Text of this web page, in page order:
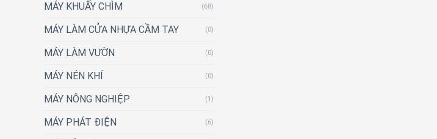
MÁY KHUẤY CHÌM (68)
MÁY LÀM CỬA NHỰA CẦM TAY (0)
MÁY LÀM VƯỜN (0)
MÁY NÉN KHÍ (0)
MÁY NÔNG NGHIỆP (1)
MÁY PHÁT ĐIỆN (6)